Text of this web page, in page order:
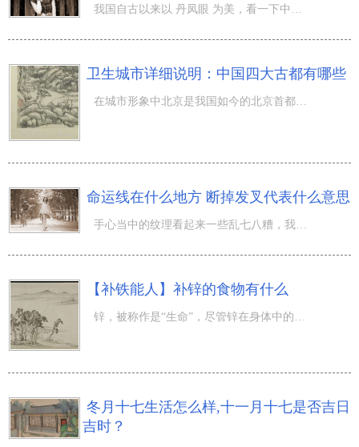
我国自古以来以 丹凤眼 为美，看一下中国古画上的角色，那人并不是丹凤眼？可是不论是哪样眼形必须相互配合
卫生城市详细说明：中国四大古都有哪些
在城市形象中北京是我国如今的北京首都，那麼有些人了解在之前古城全是在哪儿吗？很多人都了解北京市算作一
命运线在什么地方 断掉发叉代表什么意思
【补铁能人】补锌的食物有什么
冬月十七生活怎么样,十一月十七是否吉日
吉时？